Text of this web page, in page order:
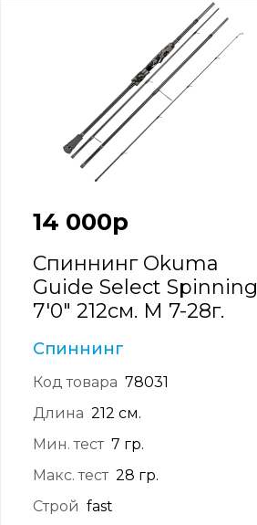
14 000р
Спиннинг Okuma
Guide Select Spinning
7'0" 212см. M 7-28г.
Спиннинг
Код товара 78031
Длина 212 см.
Мин. тест 7 гр.
Макс. тест 28 гр.
Строй fast